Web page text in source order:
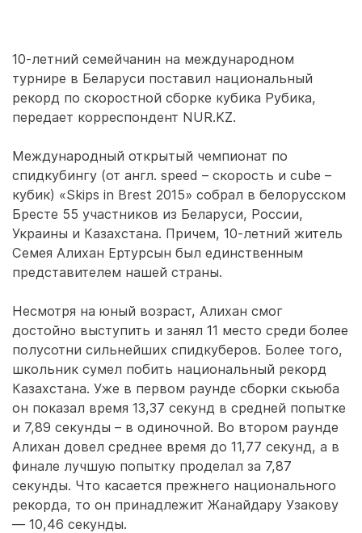
10-летний семейчанин на международном
турнире в Беларуси поставил национальный
рекорд по скоростной сборке кубика Рубика,
передает корреспондент NUR.KZ.
Международный открытый чемпионат по
спидкубингу (от англ. speed – скорость и cube –
кубик) «Skips in Brest 2015» собрал в белорусском
Бресте 55 участников из Беларуси, России,
Украины и Казахстана. Причем, 10-летний житель
Семея Алихан Ертурсын был единственным
представителем нашей страны.
Несмотря на юный возраст, Алихан смог
достойно выступить и занял 11 место среди более
полусотни сильнейших спидкуберов. Более того,
школьник сумел побить национальный рекорд
Казахстана. Уже в первом раунде сборки скьюба
он показал время 13,37 секунд в средней попытке
и 7,89 секунды – в одиночной. Во втором раунде
Алихан довел среднее время до 11,77 секунд, а в
финале лучшую попытку проделал за 7,87
секунды. Что касается прежнего национального
рекорда, то он принадлежит Жанайдару Узакову
— 10,46 секунды.